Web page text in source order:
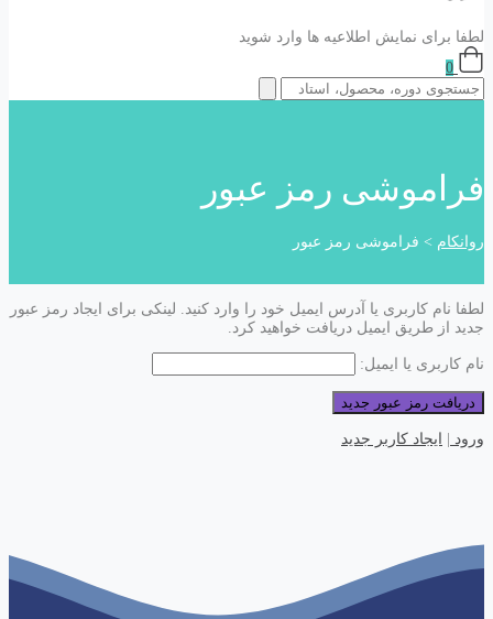
لطفا برای نمایش اطلاعیه ها وارد شوید
0
فراموشی رمز عبور
روانکام > فراموشی رمز عبور
لطفا نام کاربری یا آدرس ایمیل خود را وارد کنید. لینکی برای ایجاد رمز عبور
جدید از طریق ایمیل دریافت خواهید کرد.
نام کاربری یا ایمیل:
ورود ایجاد کاربر جدید